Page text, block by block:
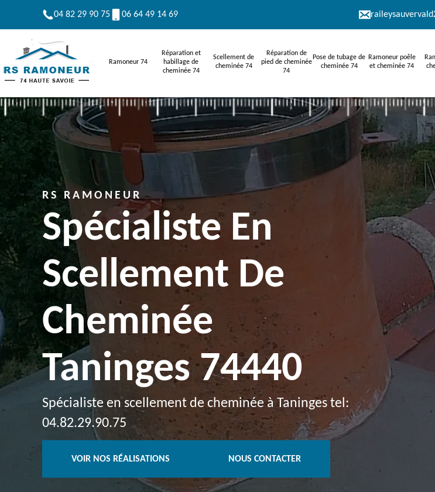
04 82 29 90 75 06 64 49 14 69
Ramoneur 74
Réparation et
habillage de
cheminée 74
Scellement de
cheminée 74
Réparation de
pied de cheminée
74
Pose de tubage de
cheminée 74
Ramoneur poêle
et cheminée 74
RS RAMONEUR
Spécialiste En
Scellement De
Cheminée
Taninges 74440
Spécialiste en scellement de cheminée à Taninges tel:
04.82.29.90.75
VOIR NOS RÉALISATIONS NOUS CONTACTER